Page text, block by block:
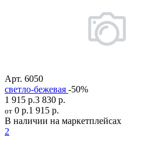
Арт. 6050
светло-бежевая -50%
1 915 р.3 830 р.
от 0 р.1 915 р.
В наличии на маркетплейсах
2